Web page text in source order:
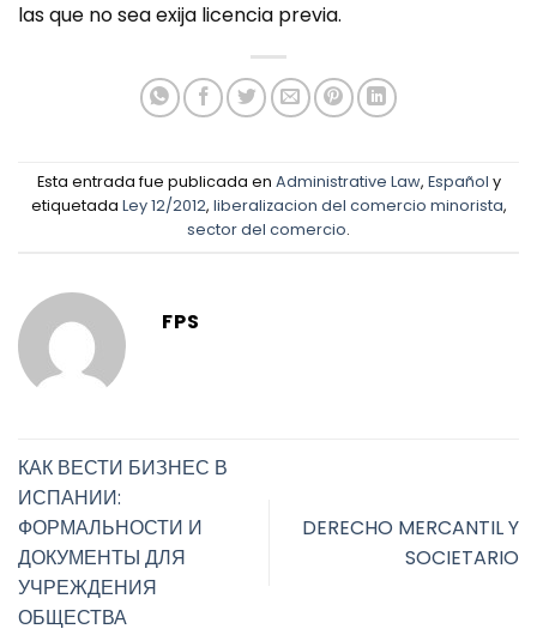
las que no sea exija licencia previa.
Esta entrada fue publicada en Administrative Law, Español y
etiquetada Ley 12/2012, liberalizacion del comercio minorista,
sector del comercio.
FPS
КАК ВЕСТИ БИЗНЕС В
ИСПАНИИ:
ФОРМАЛЬНОСТИ И
ДОКУМЕНТЫ ДЛЯ
УЧРЕЖДЕНИЯ
ОБЩЕСТВА
DERECHO MERCANTIL Y
SOCIETARIO